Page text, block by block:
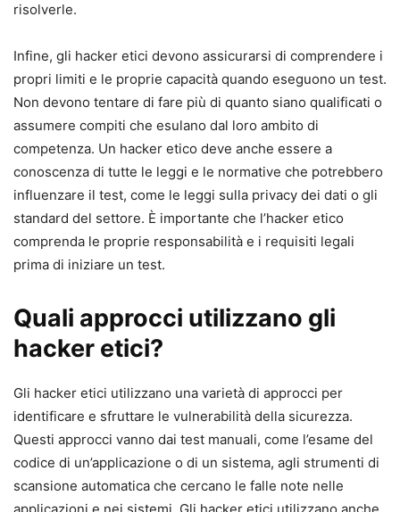
risolverle.
Infine, gli hacker etici devono assicurarsi di comprendere i
propri limiti e le proprie capacità quando eseguono un test.
Non devono tentare di fare più di quanto siano qualificati o
assumere compiti che esulano dal loro ambito di
competenza. Un hacker etico deve anche essere a
conoscenza di tutte le leggi e le normative che potrebbero
influenzare il test, come le leggi sulla privacy dei dati o gli
standard del settore. È importante che l’hacker etico
comprenda le proprie responsabilità e i requisiti legali
prima di iniziare un test.
Quali approcci utilizzano gli
hacker etici?
Gli hacker etici utilizzano una varietà di approcci per
identificare e sfruttare le vulnerabilità della sicurezza.
Questi approcci vanno dai test manuali, come l’esame del
codice di un’applicazione o di un sistema, agli strumenti di
scansione automatica che cercano le falle note nelle